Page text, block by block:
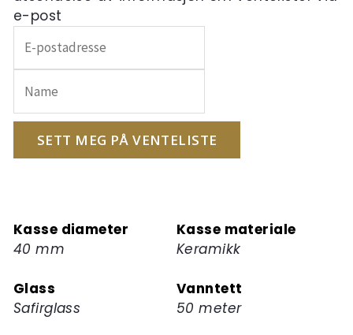
e-post
inn
e-
postadressen
din
ventelisten
for
produktet
SETT MEG PÅ VENTELISTE
Kasse diameter
40 mm
Kasse materiale
Keramikk
Glass
Safirglass
Vanntett
50 meter